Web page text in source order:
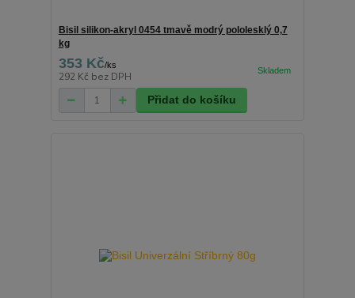
Bisil silikon-akryl 0454 tmavě modrý pololesklý 0,7
kg
353 Kč/ks
292 Kč bez DPH
Přidat do košíku